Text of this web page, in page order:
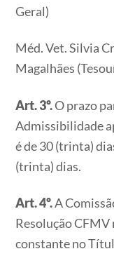
Geral)
Méd. Vet. Silvia
Magalhães
Art. 3º.O prazo
Admissibilidade
é de 30 (trinta)
(trinta) dias.
Art. 4º.A
Resolução CFMV
constante no